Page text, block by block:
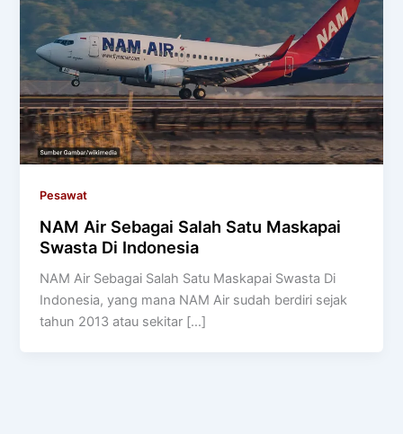
Pesawat
NAM Air Sebagai Salah Satu Maskapai
Swasta Di Indonesia
NAM Air Sebagai Salah Satu Maskapai Swasta Di
Indonesia, yang mana NAM Air sudah berdiri sejak
tahun 2013 atau sekitar […]